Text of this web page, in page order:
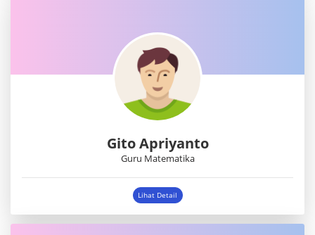
Gito Apriyanto
Guru Matematika
Lihat Detail